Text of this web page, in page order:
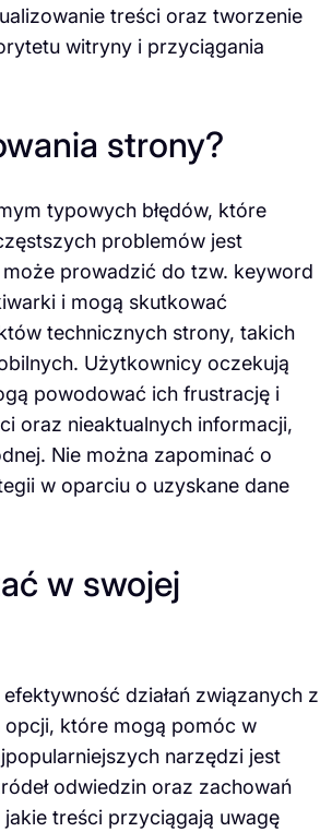
treści oraz tworzenie
witryny i przyciągania
strony?
typowych błędów, które
problemów jest
prowadzić do tzw. keyword
i mogą skutkować
technicznych strony, takich
Użytkownicy oczekują
powodować ich frustrację i
oraz nieaktualnych informacji,
Nie można zapominać o
w oparciu o uzyskane dane
w swojej
działań związanych z
opcji, które mogą pomóc w
narzędzi jest
odwiedzin oraz zachowań
treści przyciągają uwagę